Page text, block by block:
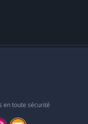
en toute sécurité